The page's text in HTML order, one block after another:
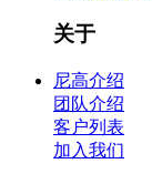
关于
尼高介绍
团队介绍
客户列表
加入我们